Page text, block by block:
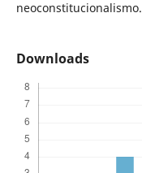
neoconstitucionalismo.
Downloads